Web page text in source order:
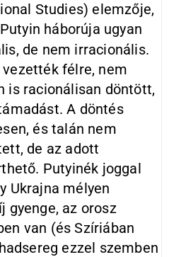
Studies) elemzője,
Putyin háborúja ugyan
de nem irracionális.
félre, nem
is racionálisan döntött,
A döntés
és talán nem
de az adott
Putyinék joggal
Ukrajna mélyen
gyenge, az orosz
van (és Szíriában
ezzel szemben